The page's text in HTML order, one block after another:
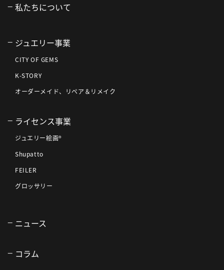
私たちについて
ジュエリー事業
CITY OF GEMS
K-STORY
オーダーメイド、リペア＆リメイク
ライセンス事業
ジュエリー絵画®
Shupatto
FEILER
グロッサリー
ニュース
コラム